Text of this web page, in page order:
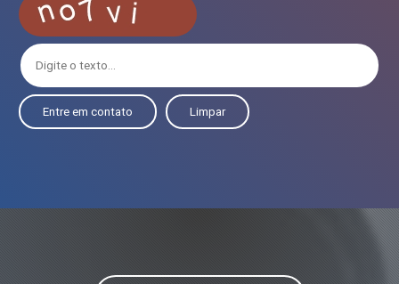
Entre em contato Limpar